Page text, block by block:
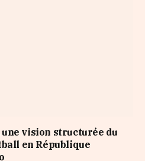
une vision structurée du
en République